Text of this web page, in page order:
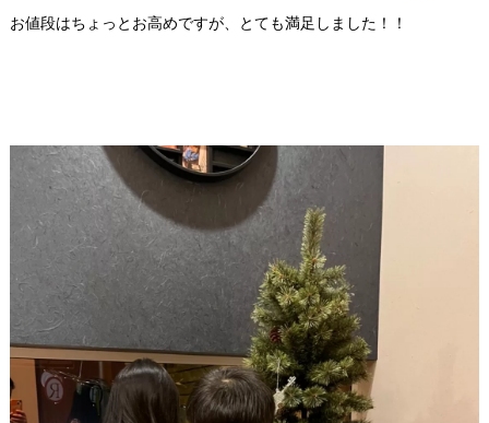
お値段はちょっとお高めですが、とても満足しました！！